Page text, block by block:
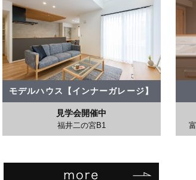
モデルハウス【インナーガレージ】
見学会開催中
福井二の宮B1
ハウス【ベーシック】
見学会開催中
COCOROモデルハウス1
モデルハウス
富山中川原
見学会開催中
見学会開催
見学会開催中